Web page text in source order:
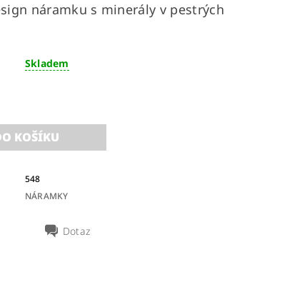
náramku s minerály v pestrých
Skladem
548
NÁRAMKY
Dotaz